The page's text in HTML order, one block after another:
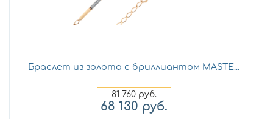
Браслет из золота с бриллиантом MASTE...
81 760руб.
68 130 руб.